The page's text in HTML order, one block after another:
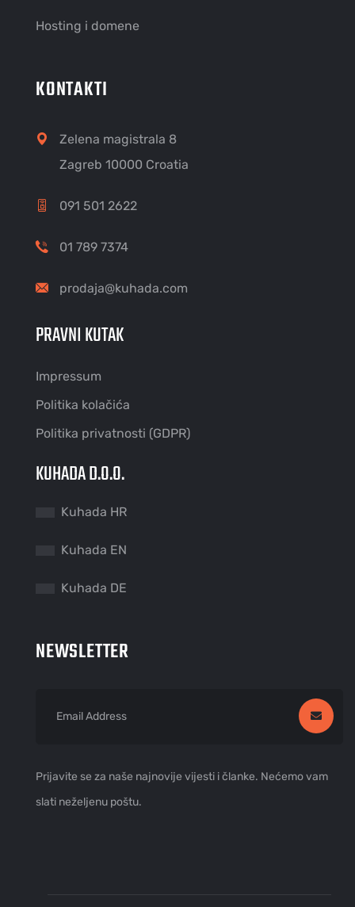
Hosting i domene
KONTAKTI
Zelena magistrala 8
Zagreb 10000 Croatia
091 501 2622
01 789 7374
prodaja@kuhada.com
PRAVNI KUTAK
Impressum
Politika kolačića
Politika privatnosti (GDPR)
KUHADA D.O.O.
Kuhada HR
Kuhada EN
Kuhada DE
NEWSLETTER
Prijavite se za naše najnovije vijesti i članke. Nećemo vam
slati neželjenu poštu.